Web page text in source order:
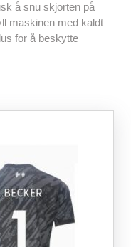
å snu skjorten på
maskinen med kaldt
for å beskytte